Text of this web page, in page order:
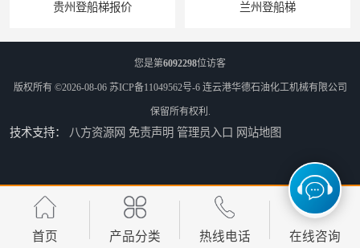
贵州登船梯报价 兰州登船梯
舟山登船梯厂家 江苏LNG低温鹤管
您是第6092298位访客
版权所有 ©2026-08-06 苏ICP备11049562号-6 连云港华德石油化工机械有限公司
保留所有权利.
技术支持： 八方资源网 免责声明 管理员入口 网站地图
首页 产品分类 热线电话 在线咨询